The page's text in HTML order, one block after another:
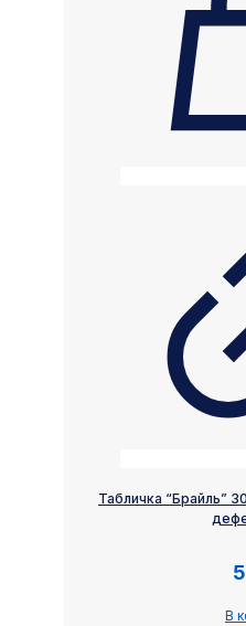
Табличка “Брайль”
В